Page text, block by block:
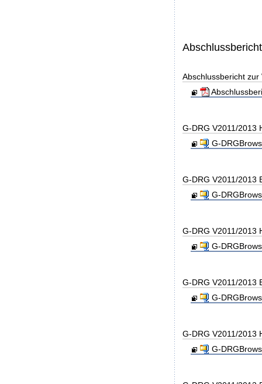
Abschlussbericht
G-DRG V2011/2013
G-
G-DRG V2011/2013
G-
G-DRG V2011/2013
G-
G-DRG V2011/2013
G-
G-DRG V2011/2013
G-